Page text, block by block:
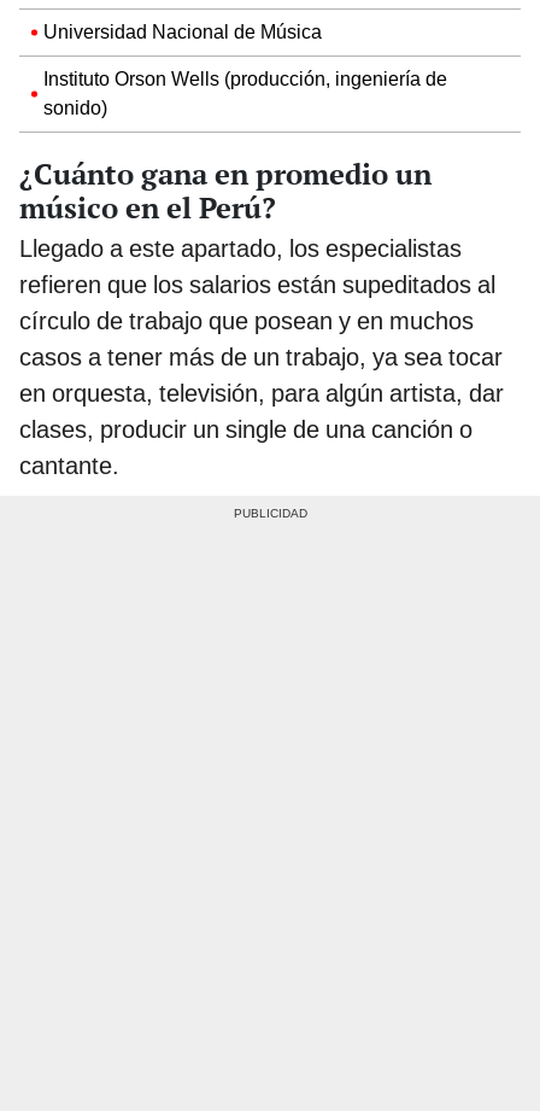
Universidad Nacional de Música
Instituto Orson Wells (producción, ingeniería de
sonido)
¿Cuánto gana en promedio un
músico en el Perú?
Llegado a este apartado, los especialistas
refieren que los salarios están supeditados al
círculo de trabajo que posean y en muchos
casos a tener más de un trabajo, ya sea tocar
en orquesta, televisión, para algún artista, dar
clases, producir un single de una canción o
cantante.